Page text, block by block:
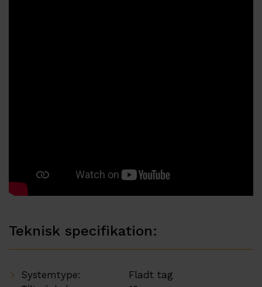
Teknisk specifikation:
Systemtype:
Fladt tag